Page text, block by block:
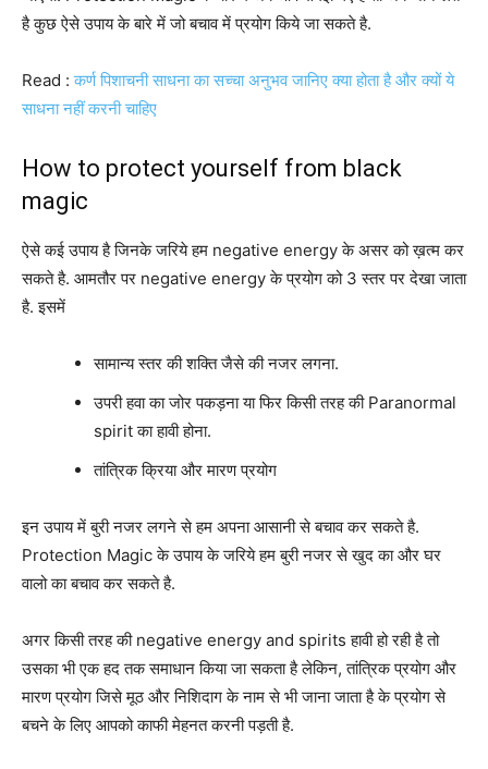
है कुछ ऐसे उपाय के बारे में जो बचाव में प्रयोग किये जा सकते है.
Read :कर्ण पिशाचनी साधना का सच्चा अनुभव जानिए क्या होता है और क्यों ये
साधना नहीं करनी चाहिए
How to protect yourself from black
magic
ऐसे कई उपाय है जिनके जरिये हम negative energy के असर को ख़त्म कर
सकते है. आमतौर पर negative energy के प्रयोग को 3 स्तर पर देखा जाता
है. इसमें
सामान्य स्तर की शक्ति जैसे की नजर लगना.
उपरी हवा का जोर पकड़ना या फिर किसी तरह की Paranormal
spirit का हावी होना.
तांत्रिक क्रिया और मारण प्रयोग
इन उपाय में बुरी नजर लगने से हम अपना आसानी से बचाव कर सकते है.
Protection Magic के उपाय के जरिये हम बुरी नजर से खुद का और घर
वालो का बचाव कर सकते है.
अगर किसी तरह की negative energy and spirits हावी हो रही है तो
उसका भी एक हद तक समाधान किया जा सकता है लेकिन, तांत्रिक प्रयोग और
मारण प्रयोग जिसे मूठ और निशिदाग के नाम से भी जाना जाता है के प्रयोग से
बचने के लिए आपको काफी मेहनत करनी पड़ती है.